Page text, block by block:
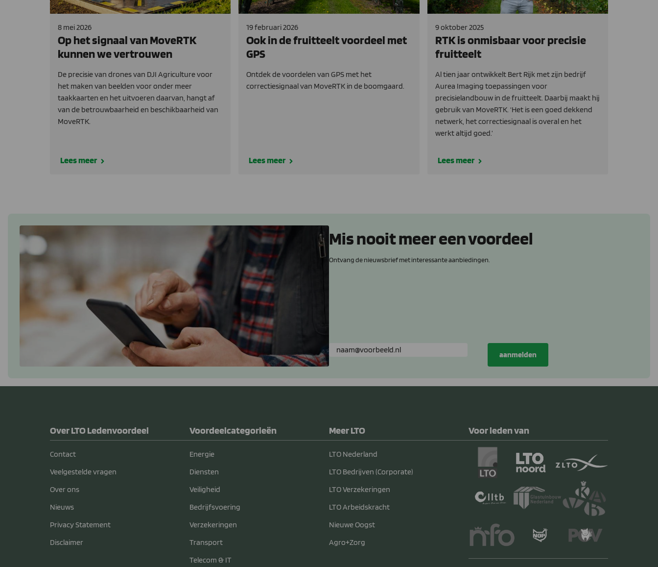
8 mei 2026
Op het signaal van MoveRTK
kunnen we vertrouwen
De precisie van drones van DJI Agriculture voor
het maken van beelden voor onder meer
taakkaarten en het uitvoeren daarvan, hangt af
van de betrouwbaarheid en beschikbaarheid van
MoveRTK.
Lees meer
19 februari 2026
Ook in de fruitteelt voordeel met
GPS
Ontdek de voordelen van GPS met het
correctiesignaal van MoveRTK in de boomgaard.
Lees meer
9 oktober 2025
RTK is onmisbaar voor precisie
fruitteelt
Al tien jaar ontwikkelt Bert Rijk met zijn bedrijf
Aurea Imaging toepassingen voor
precisielandbouw in de fruitteelt. Daarbij maakt hij
gebruik van MoveRTK. ‘Het is een goed dekkend
netwerk, het correctiesignaal is overal en het
werkt altijd goed.’
Lees meer
Mis nooit meer een voordeel
Ontvang de nieuwsbrief met interessante aanbiedingen.
Over LTO Ledenvoordeel
Contact
Veelgestelde vragen
Over ons
Nieuws
Privacy Statement
Disclaimer
Voordeelcategorieën
Energie
Diensten
Veiligheid
Bedrijfsvoering
Verzekeringen
Transport
Telecom & IT
Meer LTO
LTO Nederland
LTO Bedrijven (Corporate)
LTO Verzekeringen
LTO Arbeidskracht
Nieuwe Oogst
Agro+Zorg
Voor leden van